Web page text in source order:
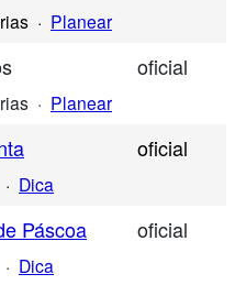
· Planear
oficial
· Planear
oficial
· Dica
Páscoa oficial
· Dica